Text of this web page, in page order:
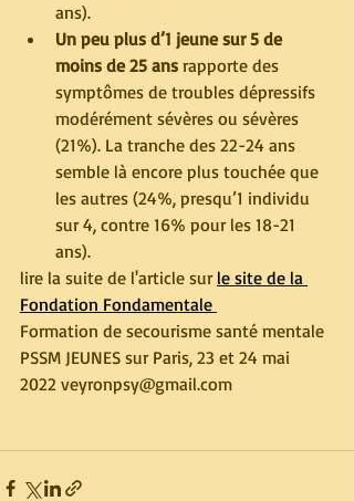
ans).
Un peu plus d’1 jeune sur 5 de
moins de 25 ans rapporte des
symptômes de troubles dépressifs
modérément sévères ou sévères
(21%). La tranche des 22-24 ans
semble là encore plus touchée que
les autres (24%, presqu’1 individu
sur 4, contre 16% pour les 18-21
ans).
lire la suite de l'article sur le site de la
Fondation Fondamentale
Formation de secourisme santé mentale
PSSM JEUNES sur Paris, 23 et 24 mai
2022 veyronpsy@gmail.com